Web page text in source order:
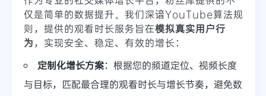
仅是简单的数据提升。我们深谙YouTube算法规
则，提供的观看时长服务旨在模拟真实用户行
为，实现安全、稳定、有效的增长：
定制化增长方案：根据您的频道定位、视频长度
与目标，匹配最合理的观看时长与增长节奏，避免数